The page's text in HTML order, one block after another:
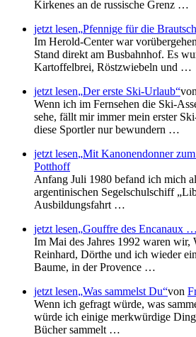
Kirkenes an de russische Grenz …
jetzt lesen Pfennige für die
Im Herold-Center war
Stand direkt am Busbahnhof. Es
Kartoffelbrei, Röstzwiebeln und …
jetzt lesen Der erste Ski-Urlaub von
Wenn ich im Fernsehen die Ski-
sehe, fällt mir immer mein erster
diese Sportler nur bewundern …
jetzt lesen Mit Kanonendonner
Potthoff
Anfang Juli 1980 befand ich mich
argentinischen Segelschulschiff
Ausbildungsfahrt …
jetzt lesen Gouffre des Encanaux …
Im Mai des Jahres 1992 waren wir,
Reinhard, Dörthe und ich wieder
Baume, in der Provence …
jetzt lesen Was sammelst Du von
Wenn ich gefragt würde, was
würde ich einige merkwürdige
Bücher sammelt …